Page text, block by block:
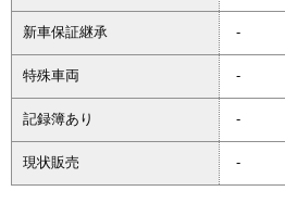
新車保証継承 -
特殊車両 -
記録簿あり -
現状販売 -